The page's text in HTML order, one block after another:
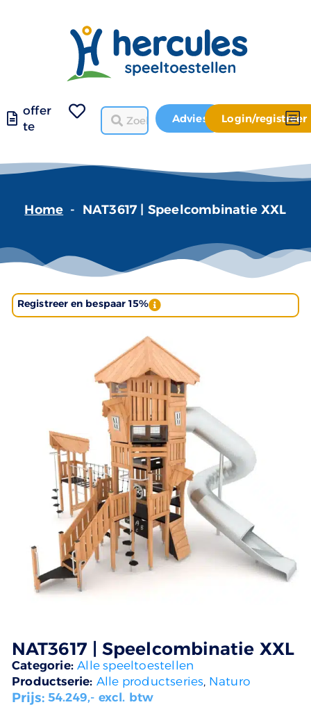
offer
te
Advies Login/registreer
Home - NAT3617 | Speelcombinatie XXL
Registreer en bespaar 15%
NAT3617 | Speelcombinatie XXL
Categorie:Alle speeltoestellen
Productserie: Alle productseries, Naturo
Prijs:54.249,- excl. btw